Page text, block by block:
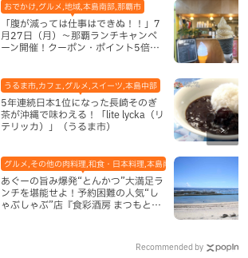
「腹が減っては仕事はできぬ！！」7
月27日（月）〜那覇ランチキャンペ
ーン開催！クーポン・ポイント5倍・
おでかけ,グルメ,地域,本島南部,那覇市
5年連続日本1位になった長崎そのぎ
茶が沖縄で味わえる！「lite lycka（リ
テリッカ）」（うるま市）
うるま市,カフェ,グルメ,スイーツ,本島中部
あぐーの旨み爆発“とんかつ”大満足ラ
ンチを堪能せよ！予約困難の人気“し
ゃぶしゃぶ”店『食彩酒房 まつもと』
グルメ,その他の肉料理,和食・日本料理,本島南部,那覇市
Recommended by